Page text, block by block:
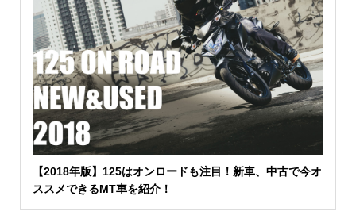
【2018年版】125はオンロードも注目！新車、中古で今オ
ススメできるMT車を紹介！